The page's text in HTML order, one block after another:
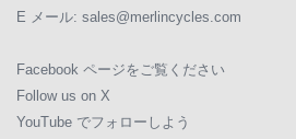
E メール: sales@merlincycles.com
Facebook ページをご覧ください
Follow us on X
YouTube でフォローしよう